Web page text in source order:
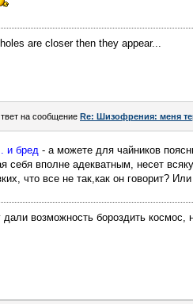
are closer then they appear...
на сообщение Re: Шизофрения: меня
и бред - а можете для чайников
себя вполне адекватным, несет
что все не так,как он говорит?
дали возможность бороздить космос,